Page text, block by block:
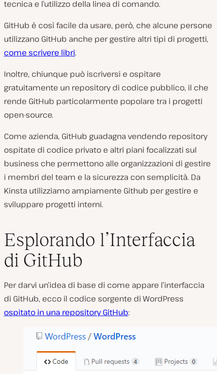
tecnica e l’utilizzo della linea di comando.
GitHub è così facile da usare, però, che alcune persone
utilizzano GitHub anche per gestire altri tipi di progetti,
come scrivere libri.
Inoltre, chiunque può iscriversi e ospitare
gratuitamente un repository di codice pubblico, il che
rende GitHub particolarmente popolare tra i progetti
open-source.
Come azienda, GitHub guadagna vendendo repository
ospitate di codice privato e altri piani focalizzati sul
business che permettono alle organizzazioni di gestire
i membri del team e la sicurezza con semplicità. Da
Kinsta utilizziamo ampiamente Github per gestire e
sviluppare progetti interni.
Esplorando l’Interfaccia
di GitHub
Per darvi un’idea di base di come appare l’interfaccia
di GitHub, ecco il codice sorgente di WordPress
ospitato in una repository GitHub: